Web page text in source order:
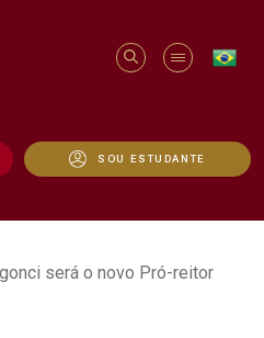
SOU ESTUDANTE
Bergonci será o
será o novo Pró-reitor